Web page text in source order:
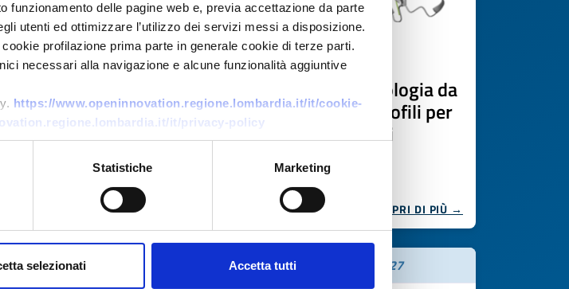
delle pagine web e, previa accettazione da parte
utenti ed ottimizzare l’utilizzo dei servizi messi a disposizione.
profilazione prima parte in generale cookie di terze parti.
necessari alla navigazione e alcune funzionalità aggiuntive
https://www.openinnovation.regione.lombardia.it/it/cookie-
it/privacy-policy
Statistiche Marketing
selezionati Accetta tutti
tra flacone
e contagocce
SCOPRI DI PIÙ →
Know-how in biotecnologia da
microrganismi estremofili per
applicazioni industriali
ID EEN: TOES20260422024
SCOPRI DI PIÙ →
il03 giugno 2027 Scade il 16 giugno 2027